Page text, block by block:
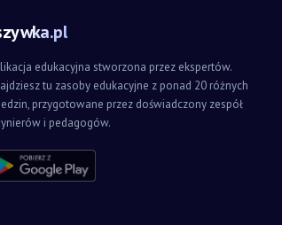
edukacyjna stworzona przez ekspertów.
tu zasoby edukacyjne z ponad 20 różnych
przygotowane przez doświadczony zespół
i pedagogów.